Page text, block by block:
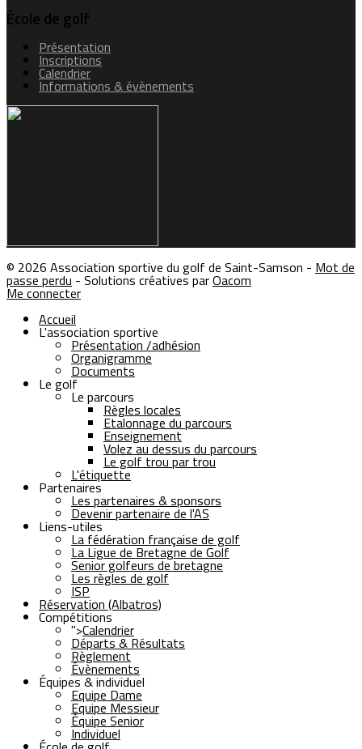
École de golf
Présentation
Inscriptions
Calendrier
Informations & évènements
© 2026 Association sportive du golf de Saint-Samson - Mot de
passe perdu - Solutions créatives parOacom
Me connecter
Accueil
L'association sportive
Présentation /adhésion
Organigramme
Documents
Le golf
Le parcours
Règles locales
Etalonnage du parcours
Enseignement
Volez au dessus du parcours
Le golf trou par trou
L'étiquette
Partenaires
Les partenaires & sponsors
Devenir partenaire de l'AS
Liens-utiles
La fédération française de golf
La Ligue de Bretagne de Golf
Senior golfeurs de bretagne
Les règles de golf
ISP
Réservation (Albatros)
Compétitions
">Calendrier
Départs & Résultats
Règlement
Évènements
Équipes & individuel
Equipe Dame
Equipe Messieur
Équipe Senior
Individuel